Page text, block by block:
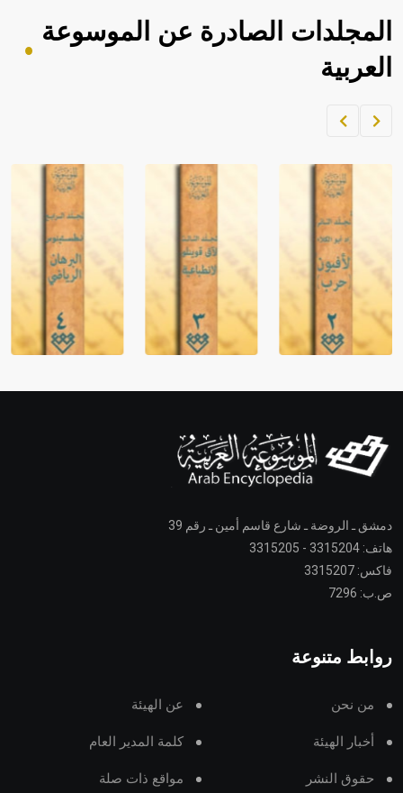
المجلدات الصادرة عن الموسوعة
العربية
دمشق ـ الروضة ـ شارع قاسم أمين ـ رقم 39
هاتف: 3315204 - 3315205
فاكس: 3315207
ص.ب: 7296
روابط متنوعة
من نحن عن الهيئة
أخبار الهيئة كلمة المدير العام
حقوق النشر مواقع ذات صلة